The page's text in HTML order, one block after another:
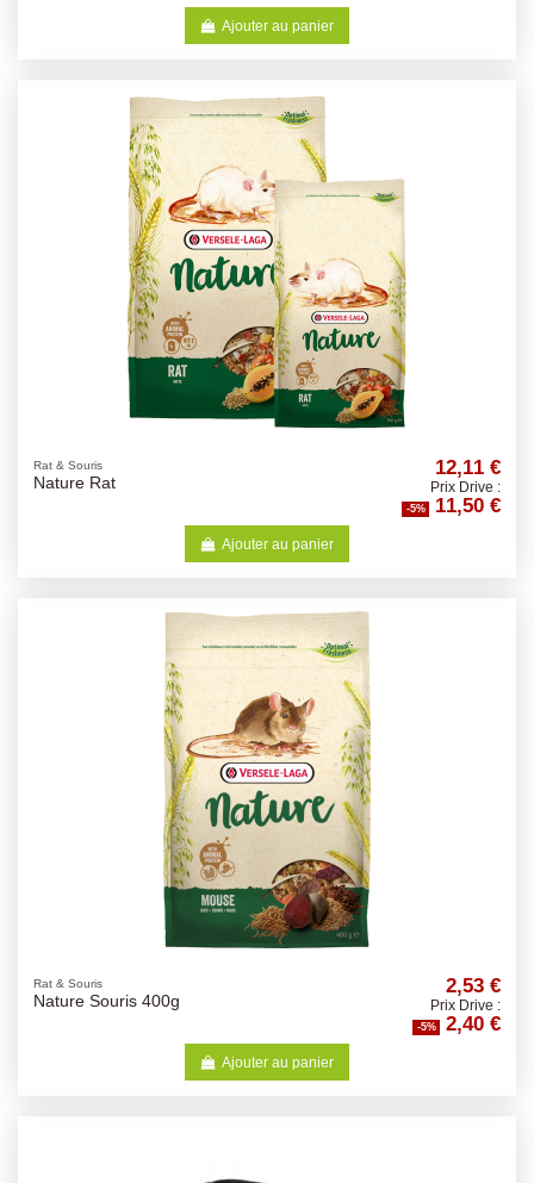
Ajouter au panier
Rat & Souris
Nature Rat
12,11 €
Prix Drive :
-5% 11,50 €
Ajouter au panier
Rat & Souris
Nature Souris 400g
2,53 €
Prix Drive :
-5% 2,40 €
Ajouter au panier